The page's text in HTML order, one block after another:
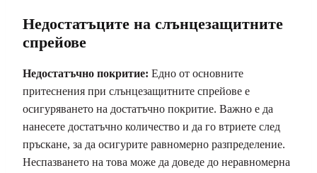
Недостатъците на слънцезащитните
спрейове
Недостатъчно покритие: Едно от основните
притеснения при слънцезащитните спрейове е
осигуряването на достатъчно покритие. Важно е да
нанесете достатъчно количество и да го втриете след
пръскане, за да осигурите равномерно разпределение.
Неспазването на това може да доведе до неравномерна